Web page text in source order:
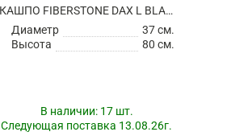
КАШПО FIBERSTONE DAX L BLACK
Диаметр
37 см.
Высота
80 см.
В наличии: 17 шт.
Следующая поставка 13.08.26г.